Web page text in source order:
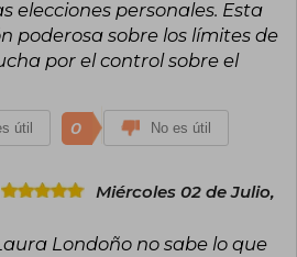
elecciones personales. Esta
poderosa sobre los límites de
por el control sobre el
útil 0 No es útil
Miércoles 02 de Julio,
Londoño no sabe lo que